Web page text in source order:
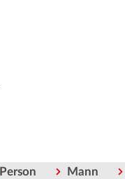
Person Mann